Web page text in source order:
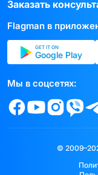
Заказать
Flagman в
GET IT ON
Google Play
Мы в соцсетях:
©